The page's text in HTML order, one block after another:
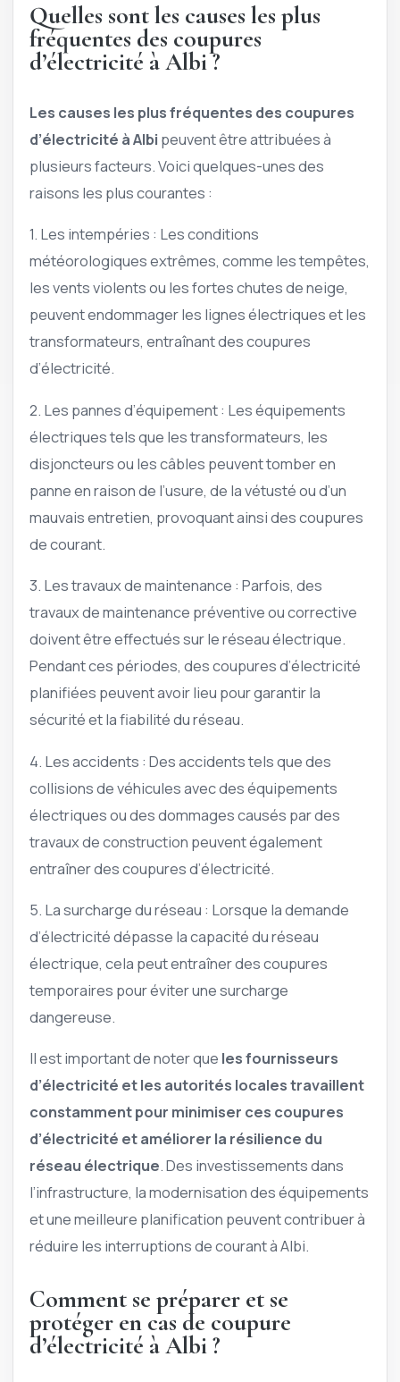
Quelles sont les causes les plus
fréquentes des coupures
d’électricité à Albi ?
Les causes les plus fréquentes des coupures
d’électricité à Albi peuvent être attribuées à
plusieurs facteurs. Voici quelques-unes des
raisons les plus courantes :
1. Les intempéries : Les conditions
météorologiques extrêmes, comme les tempêtes,
les vents violents ou les fortes chutes de neige,
peuvent endommager les lignes électriques et les
transformateurs, entraînant des coupures
d’électricité.
2. Les pannes d’équipement : Les équipements
électriques tels que les transformateurs, les
disjoncteurs ou les câbles peuvent tomber en
panne en raison de l’usure, de la vétusté ou d’un
mauvais entretien, provoquant ainsi des coupures
de courant.
3. Les travaux de maintenance : Parfois, des
travaux de maintenance préventive ou corrective
doivent être effectués sur le réseau électrique.
Pendant ces périodes, des coupures d’électricité
planifiées peuvent avoir lieu pour garantir la
sécurité et la fiabilité du réseau.
4. Les accidents : Des accidents tels que des
collisions de véhicules avec des équipements
électriques ou des dommages causés par des
travaux de construction peuvent également
entraîner des coupures d’électricité.
5. La surcharge du réseau : Lorsque la demande
d’électricité dépasse la capacité du réseau
électrique, cela peut entraîner des coupures
temporaires pour éviter une surcharge
dangereuse.
Il est important de noter que les fournisseurs
d’électricité et les autorités locales travaillent
constamment pour minimiser ces coupures
d’électricité et améliorer la résilience du
réseau électrique. Des investissements dans
l’infrastructure, la modernisation des équipements
et une meilleure planification peuvent contribuer à
réduire les interruptions de courant à Albi.
Comment se préparer et se
protéger en cas de coupure
d’électricité à Albi ?